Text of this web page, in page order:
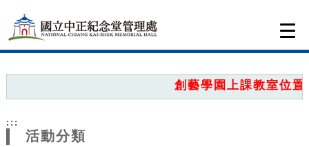
網
站
主
題
創藝學園上課教室位置圖
:::
活動分類